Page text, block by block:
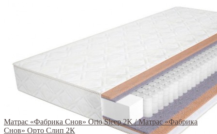
Матрас «Фабрика Снов» Orto Sleep 2K / Матрас «Фабрика
Снов» Орто Слип 2К